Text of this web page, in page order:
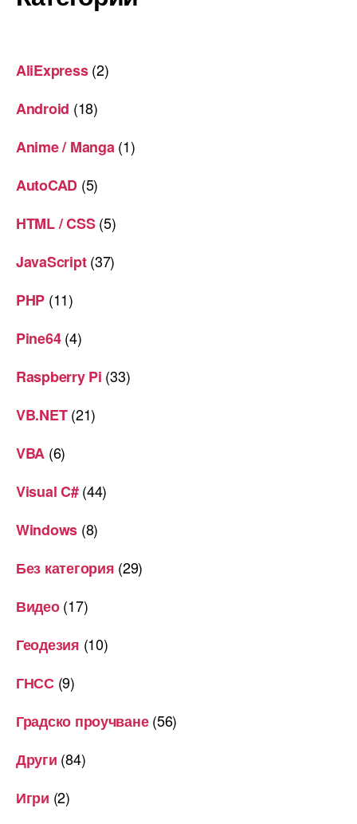
AliExpress(2)
Android (18)
Anime / Manga (1)
AutoCAD (5)
HTML / CSS(5)
JavaScript(37)
PHP (11)
Pine64(4)
Raspberry Pi (33)
VB.NET(21)
VBA (6)
Visual C#(44)
Windows (8)
Без категория (29)
Видео(17)
Геодезия (10)
ГНСС(9)
Градско проучване(56)
Други (84)
Игри (2)